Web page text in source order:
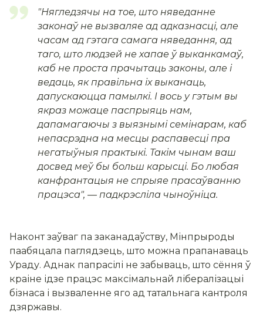
"Нягледзячы на тое, што няведанне
законаў не вызваляе ад адказнасці, але
часам ад гэтага самага няведання, ад
таго, што людзей не хапае ў выканкамаў,
каб не проста прачытаць законы, але і
ведаць, як правільна іх выканаць,
дапускаюцца памылкі. І вось у гэтым вы
якраз можаце паспрыяць нам,
дапамагаючы з выязнымі семінарам, каб
непасрэдна на месцы распавесці пра
негатыўныя практыкі. Такім чынам ваш
досвед меўбы больш карысці. Бо любая
канфрантацыя не спрыяе прасаўванню
працэса", — падкрэсліла чыноўніца.
Наконт заўваг па заканадаўству, Мінпрыроды
паабяцала паглядзець, што можна прапанаваць
Ураду. Аднак папрасілі не забываць, што сёння ў
краіне ідзе працэс максімальнай лібералізацыі
бізнаса і вызваленне яго ад татальнага кантроля
дзяржавы.